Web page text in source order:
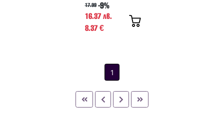
17.99 -9%
16.37 лв.
8.37€
1